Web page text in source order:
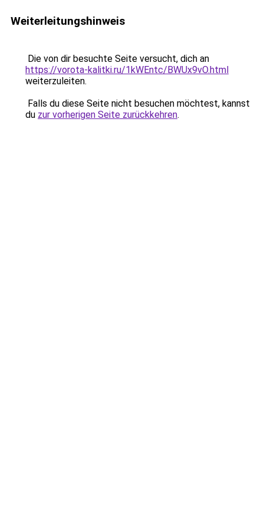
Weiterleitungshinweis
Die von dir besuchte Seite versucht, dich an
https://vorota-kalitki.ru/1kWEntc/BWUx9vO.html
weiterzuleiten.
Falls du diese Seite nicht besuchen möchtest, kannst
du zur vorherigen Seite zurückkehren.